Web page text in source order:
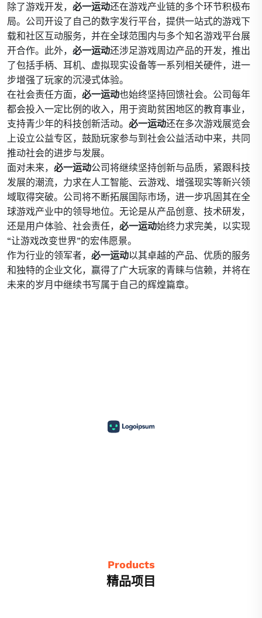
除了游戏开发， 必一运动还在游戏产业链的多个环节积极布
局。公司开设了自己的数字发行平台，提供一站式的游戏下
载和社区互动服务，并在全球范围内与多个知名游戏平台展
开合作。此外， 必一运动还涉足游戏周边产品的开发，推出
了包括手柄、耳机、虚拟现实设备等一系列相关硬件，进一
步增强了玩家的沉浸式体验。
在社会责任方面， 必一运动也始终坚持回馈社会。公司每年
都会投入一定比例的收入，用于资助贫困地区的教育事业，
支持青少年的科技创新活动。 必一运动还在多次游戏展览会
上设立公益专区，鼓励玩家参与到社会公益活动中来，共同
推动社会的进步与发展。
面对未来， 必一运动公司将继续坚持创新与品质，紧跟科技
发展的潮流，力求在人工智能、云游戏、增强现实等新兴领
域取得突破。公司将不断拓展国际市场，进一步巩固其在全
球游戏产业中的领导地位。无论是从产品创意、技术研发，
还是用户体验、社会责任， 必一运动始终力求完美，以实现
“让游戏改变世界”的宏伟愿景。
作为行业的领军者， 必一运动以其卓越的产品、优质的服务
和独特的企业文化，赢得了广大玩家的青睐与信赖，并将在
未来的岁月中继续书写属于自己的辉煌篇章。
Products
精品项目